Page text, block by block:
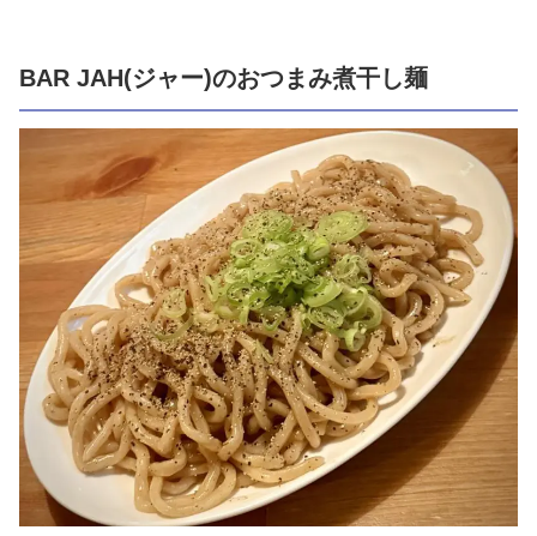
BAR JAH(ジャー)のおつまみ煮干し麺